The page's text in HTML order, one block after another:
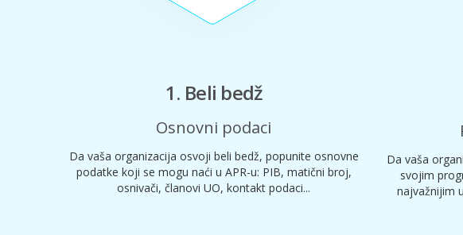
1. Beli bedž
Osnovni podaci
Da vaša organizacija osvoji beli bedž, popunite osnovne
podatke koji se mogu naći u APR-u: PIB, matični broj,
osnivači, članovi UO, kontakt podaci...
Da vaša
svojim
najvažnijim